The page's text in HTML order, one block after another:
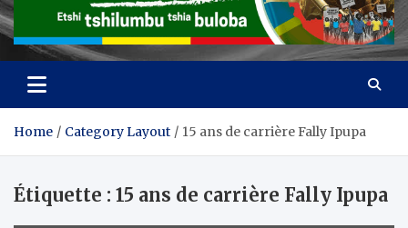
Home Category Layout 15 ans de carrière Fally Ipupa
Étiquette : 15 ans de carrière Fally Ipupa